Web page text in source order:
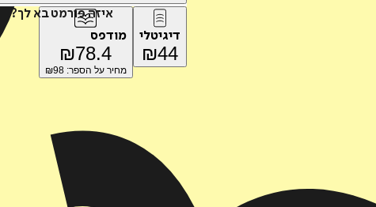
איזה פורמט בא לך?
דיגיטלי
₪44
מודפס
₪78.4
מחיר על הספר: ₪98